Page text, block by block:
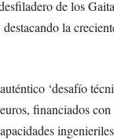
de los
la
‘desafío
financiados